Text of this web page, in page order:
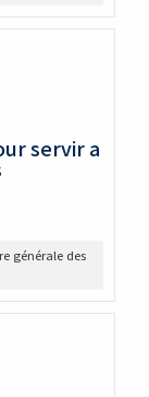
atire of the
dessignée
locis,
isles
servir a
générale des